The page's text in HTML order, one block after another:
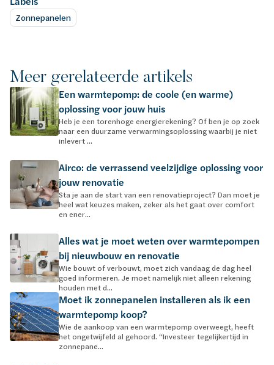
Zonnepanelen
Meer gerelateerde artikels
Een warmtepomp: de coole (en warme)
oplossing voor jouw huis
Heb je een torenhoge energierekening? Of ben je op zoek
naar een duurzame verwarmingsoplossing waarbij je niet
inlevert ...
Airco: de verrassend veelzijdige oplossing voor
jouw renovatie
Sta je aan de start van een renovatieproject? Dan moet je
heel wat keuzes maken, zeker als het gaat over comfort
en ener...
Alles wat je moet weten over warmtepompen
bij nieuwbouw en renovatie
Wie bouwt of verbouwt, moet zich vandaag de dag heel
goed informeren. Je moet namelijk niet alleen rekening
houden met d...
Moet ik zonnepanelen installeren als ik een
warmtepomp koop?
Wie de aankoop van een warmtepomp overweegt, heeft
het ongetwijfeld al gehoord. “Investeer tegelijkertijd in
zonnepane...